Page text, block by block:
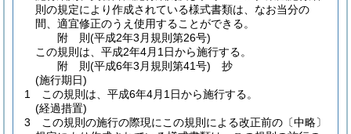
則の規定により作成されている様式書類は、なお当分の
間、適宜修正のうえ使用することができる。
附 則(平成2年3月規則第26号)
この規則は、平成2年4月1日から施行する。
附 則(平成6年3月規則第41号) 抄
(施行期日)
1
この規則は、平成6年4月1日から施行する。
(経過措置)
3
この規則の施行の際現にこの規則による改正前の〔中略〕